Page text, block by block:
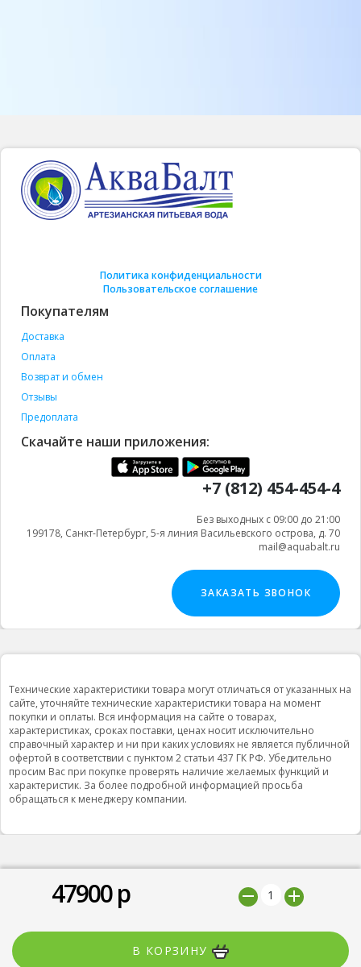
47900р
В КОРЗИНУ
Политика конфиденциальности
Пользовательское соглашение
Покупателям
Доставка
Оплата
Возврат и обмен
Отзывы
Предоплата
Скачайте наши приложения:
+7 (812) 454-454-4
Без выходных с 09:00 до 21:00
199178, Санкт-Петербург, 5-я линия Васильевского острова, д. 70
mail@aquabalt.ru
ЗАКАЗАТЬ ЗВОНОК
Технические характеристики товара могут отличаться от указанных на
сайте, уточняйте технические характеристики товара на момент
покупки и оплаты. Вся информация на сайте о товарах,
характеристиках, сроках поставки, ценах носит исключительно
справочный характер и ни при каких условиях не является публичной
офертой в соответствии с пунктом 2 статьи 437 ГК РФ. Убедительно
просим Вас при покупке проверять наличие желаемых функций и
характеристик. За более подробной информацией просьба
обращаться к менеджеру компании.
© 2019 ООО "Природная вода”, Все права защищены
Мы принимаем